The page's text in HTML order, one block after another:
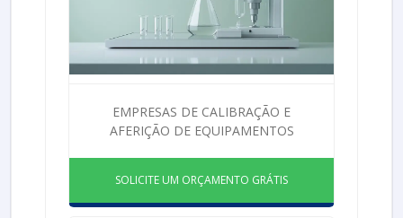
EMPRESAS DE CALIBRAÇÃO E
AFERIÇÃO DE EQUIPAMENTOS
SOLICITE UM ORÇAMENTO GRÁTIS